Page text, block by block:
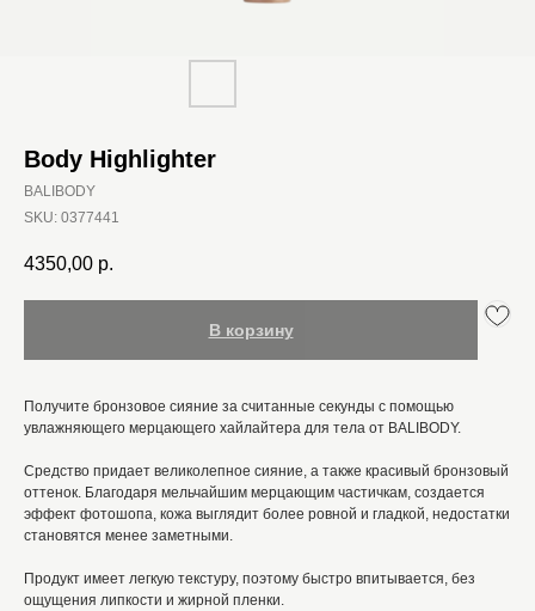
Body Highlighter
BALIBODY
SKU: 0377441
4350,00 р.
В корзину
Получите бронзовое сияние за считанные секунды с помощью
увлажняющего мерцающего хайлайтера для тела от BALIBODY.
Средство придает великолепное сияние, а также красивый бронзовый
оттенок. Благодаря мельчайшим мерцающим частичкам, создается
эффект фотошопа, кожа выглядит более ровной и гладкой, недостатки
становятся менее заметными.
Продукт имеет легкую текстуру, поэтому быстро впитывается, без
ощущения липкости и жирной пленки.